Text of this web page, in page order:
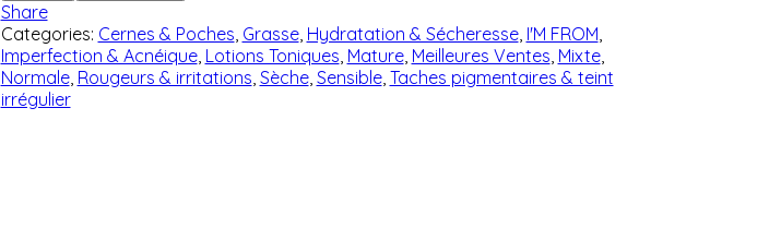
Share
Categories: Cernes & Poches, Grasse, Hydratation & Sécheresse, I'M FROM,
Imperfection & Acnéique, Lotions Toniques, Mature, Meilleures Ventes, Mixte,
Normale, Rougeurs & irritations, Sèche, Sensible, Taches pigmentaires & teint
irrégulier